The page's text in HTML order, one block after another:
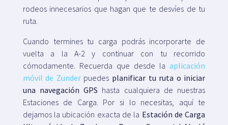
rodeos innecesarios que hagan que te desvíes de tu
ruta.
Cuando termines tu carga podrás incorporarte de
vuelta a la A-2 y continuar con tu recorrido
cómodamente. Recuerda que desde laaplicación
móvil de Zunderpuedes planificar tu ruta o iniciar
una navegación GPS hasta cualquiera de nuestras
Estaciones de Carga. Por si lo necesitas, aquí te
dejamos la ubicación exacta de la Estación de Carga